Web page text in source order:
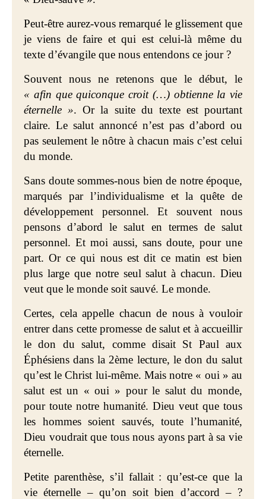
Peut-être aurez-vous remarqué le glissement que
je viens de faire et qui est celui-là même du
texte d’évangile que nous entendons ce jour ?
Souvent nous ne retenons que le début, le
« afin que quiconque croit (…) obtienne la vie
éternelle ». Or la suite du texte est pourtant
claire. Le salut annoncé n’est pas d’abord ou
pas seulement le nôtre à chacun mais c’est celui
du monde.
Sans doute sommes-nous bien de notre époque,
marqués par l’individualisme et la quête de
développement personnel. Et souvent nous
pensons d’abord le salut en termes de salut
personnel. Et moi aussi, sans doute, pour une
part. Or ce qui nous est dit ce matin est bien
plus large que notre seul salut à chacun. Dieu
veut que le monde soit sauvé. Le monde.
Certes, cela appelle chacun de nous à vouloir
entrer dans cette promesse de salut et à accueillir
le don du salut, comme disait St Paul aux
Éphésiens dans la 2ème lecture, le don du salut
qu’est le Christ lui-même. Mais notre « oui » au
salut est un « oui » pour le salut du monde,
pour toute notre humanité. Dieu veut que tous
les hommes soient sauvés, toute l’humanité,
Dieu voudrait que tous nous ayons part à sa vie
éternelle.
Petite parenthèse, s’il fallait : qu’est-ce que la
vie éternelle – qu’on soit bien d’accord – ?